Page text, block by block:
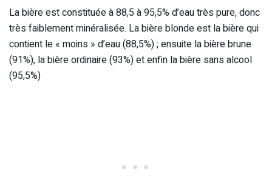
La bière est constituée à 88,5 à 95,5% d’eau très pure, donc
très faiblement minéralisée. La bière blonde est la bière qui
contient le « moins » d’eau (88,5%) ; ensuite la bière brune
(91%), la bière ordinaire (93%) et enfin la bière sans alcool
(95,5%)